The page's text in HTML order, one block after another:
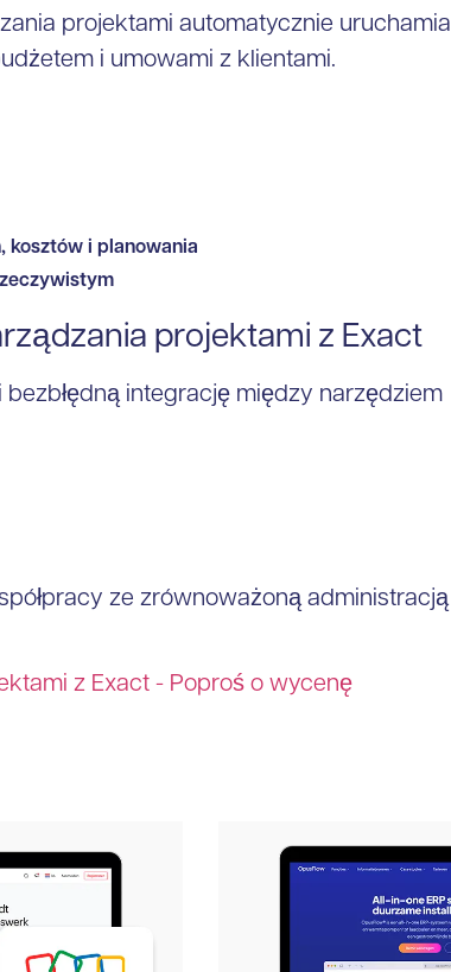
projektami automatycznie uruchamia
i umowami z klientami.
kosztów i planowania
projektami z Exact
integrację między narzędziem
ze zrównoważoną administracją
z Exact - Poproś o wycenę